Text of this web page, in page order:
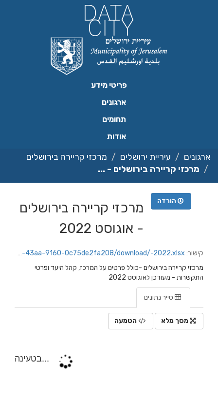
פריטי מידע
ארגונים
תחומים
אודות
ארגונים עיריית ירושלים
מרכזי קריירה בירושלים
מרכזי קריירה בירושלים - ...
הורדה
מרכזי קריירה בירושלים
- אוגוסט 2022
קישור: https://jerusalem.datacity.org.il/dataset/0dc209eb-4c65-4c4c-9e16-3dfbe33be9ee/resource/fff861e2-1e27-43aa-9160-0c75de2fa208/download/-2022.xlsx
מרכזי קריירה בירושלים -כולל פרטים על המרכז, קהל היעד ופרטי
התקשרות - מעודכן לאוגוסט 2022
סייר נתונים
מסך מלא הטמעה